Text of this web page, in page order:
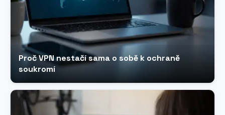
Proč VPN nestačí sama o sobě k ochraně
soukromí